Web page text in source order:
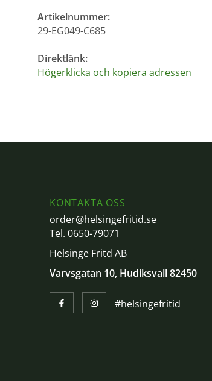
Artikelnummer:
29-EG049-C685
Direktlänk:
Högerklicka och kopiera adressen
KONTAKTA OSS
order@helsingefritid.se
Tel. 0650-79071
Helsinge Fritd AB
Varvsgatan 10, Hudiksvall 82450
#helsingefritid